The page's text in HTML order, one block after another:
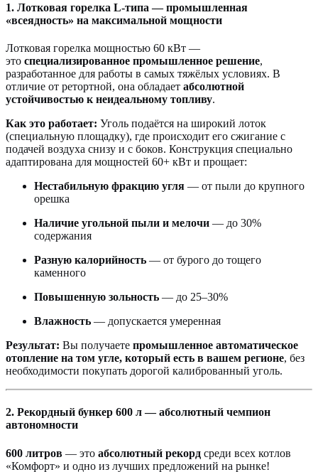
1. Лотковая горелка L-типа — промышленная
«всеядность» на максимальной мощности
Лотковая горелка мощностью 60 кВт —
это специализированное промышленное решение,
разработанное для работы в самых тяжёлых условиях. В
отличие от ретортной, она обладает абсолютной
устойчивостью к неидеальному топливу.
Как это работает: Уголь подаётся на широкий лоток
(специальную площадку), где происходит его сжигание с
подачей воздуха снизу и с боков. Конструкция специально
адаптирована для мощностей 60+ кВт и прощает:
Нестабильную фракцию угля — от пыли до крупного
орешка
Наличие угольной пыли и мелочи — до 30%
содержания
Разную калорийность — от бурого до тощего
каменного
Повышенную зольность — до 25–30%
Влажность — допускается умеренная
Результат: Вы получаете промышленное автоматическое
отопление на том угле, который есть в вашем регионе, без
необходимости покупать дорогой калиброванный уголь.
2. Рекордный бункер 600 л — абсолютный чемпион
автономности
600 литров — это абсолютный рекорд среди всех котлов
«Комфорт» и одно из лучших предложений на рынке!